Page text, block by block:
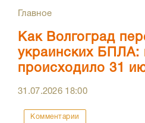
Главное
Как Волгоград
украинских БПЛА:
происходило 31
31.07.2026 18:00
Комментарии